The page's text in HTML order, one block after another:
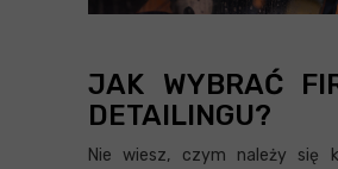
JAK WYBRAĆ
DETAILINGU?
Nie wiesz, czym należy się